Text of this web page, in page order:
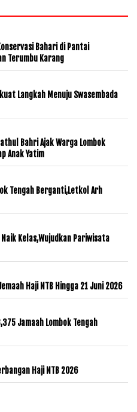
Bahari di Pantai
Terumbu Karang
Langkah Menuju Swasembada
Bahri Ajak Warga Lombok
Anak Yatim
Tengah Berganti,Letkol Arh
Naik Kelas,Wujudkan Pariwisata
Haji NTB Hingga 21 Juni 2026
Jamaah Lombok Tengah
Haji NTB 2026